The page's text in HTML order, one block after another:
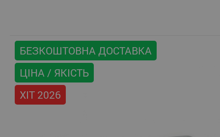
БЕЗКОШТОВНА ДОСТАВКА
ЦІНА / ЯКІСТЬ
ХІТ 2026